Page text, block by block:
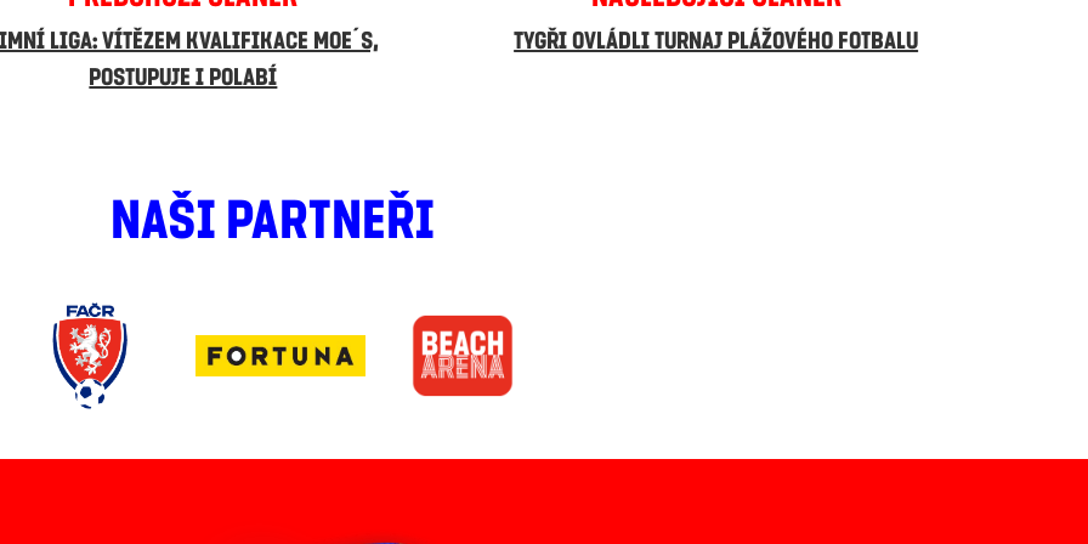
LIGA: VÍTĚZEM KVALIFIKACE MOE´S,
POSTUPUJE I POLABÍ
TYGŘI OVLÁDLI TURNAJ PLÁŽOVÉHO FOTBALU
NAŠI PARTNEŘI